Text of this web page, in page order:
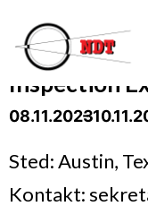
Inspection
08.11.2023
-
Sted: Austin,
Kontakt: